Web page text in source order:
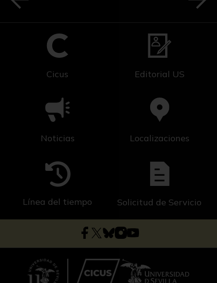
Cicus Editorial US
Noticias Localizaciones
Línea del tiempo Solicitud de Servicio